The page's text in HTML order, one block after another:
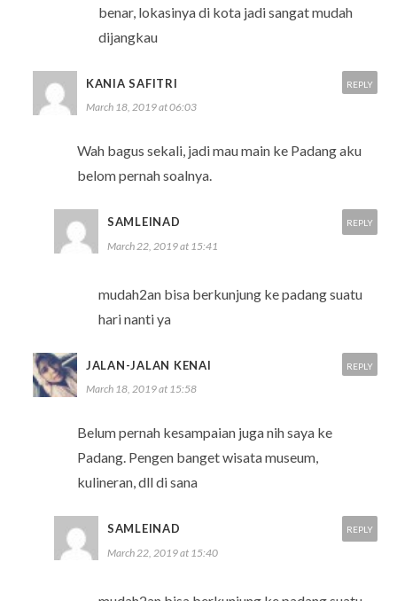
benar, lokasinya di kota jadi sangat mudah
dijangkau
KANIA SAFITRI
March 18, 2019 at 06:03
Wah bagus sekali, jadi mau main ke Padang aku
belom pernah soalnya.
REPLY
SAMLEINAD
March 22, 2019 at 15:41
mudah2an bisa berkunjung ke padang suatu
hari nanti ya
REPLY
JALAN-JALAN KENAI
March 18, 2019 at 15:58
Belum pernah kesampaian juga nih saya ke
Padang. Pengen banget wisata museum,
kulineran, dll di sana
REPLY
SAMLEINAD
March 22, 2019 at 15:40
REPLY